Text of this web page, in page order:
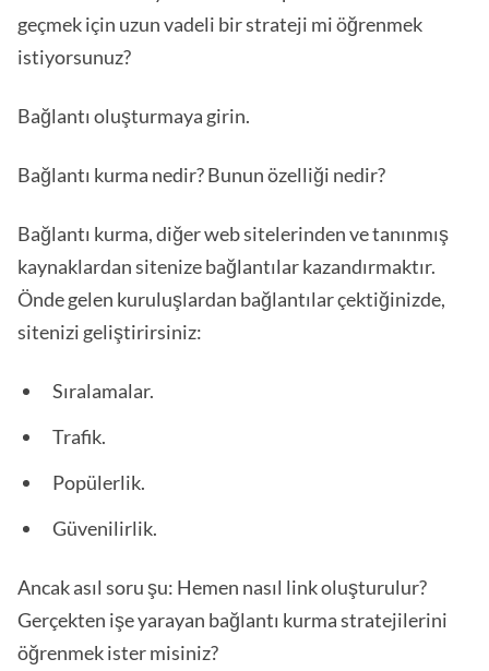
geçmek için uzun vadeli bir strateji mi öğrenmek
istiyorsunuz?
Bağlantı oluşturmaya girin.
Bağlantı kurma nedir? Bunun özelliği nedir?
Bağlantı kurma, diğer web sitelerinden ve tanınmış
kaynaklardan sitenize bağlantılar kazandırmaktır.
Önde gelen kuruluşlardan bağlantılar çektiğinizde,
sitenizi geliştirirsiniz:
Sıralamalar.
Trafik.
Popülerlik.
Güvenilirlik.
Ancak asıl soru şu: Hemen nasıl link oluşturulur?
Gerçekten işe yarayan bağlantı kurma stratejilerini
öğrenmek ister misiniz?